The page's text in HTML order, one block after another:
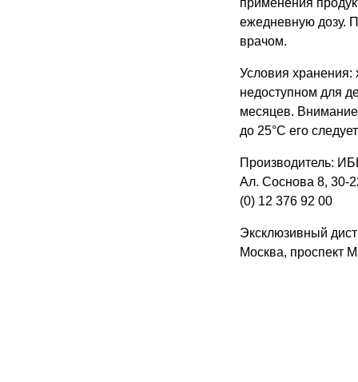
применения
ежедневную дозу.
врачом.
Условия хранения:
недоступном для
месяцев.
до 25°С его
Производитель:
Ал. Соснова 8, 30-
(0) 12 376 92 00
Эксклюзивный
Москва, проспект